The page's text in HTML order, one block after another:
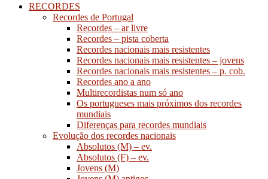
RECORDES
Recordes de Portugal
Recordes – ar livre
Recordes – pista coberta
Recordes nacionais mais resistentes
Recordes nacionais mais resistentes – jovens
Recordes nacionais mais resistentes – p. cob.
Recordes ano a ano
Multirecordistas num só ano
Os portugueses mais próximos dos recordes
mundiais
Diferenças para recordes mundiais
Evolução dos recordes nacionais
Absolutos (M) – ev.
Absolutos (F) – ev.
Jovens (M)